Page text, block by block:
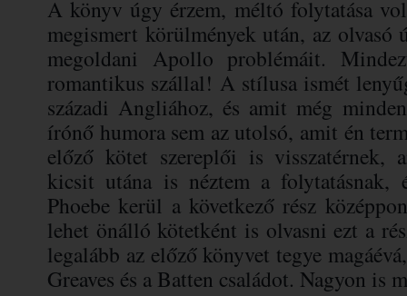
A könyv úgy érzem, méltó folytatása
megismert körülmények után, az olvasó
megoldani Apollo problémáit.
romantikus szállal! A stílusa ismét
századi Angliához, és amit még
írónő humora sem az utolsó, amit én
előző kötet szereplői is visszatérnek,
kicsit utána is néztem a folytatásnak,
Phoebe kerül a következő rész
lehet önálló kötetként is olvasni ezt a
legalább az előző könyvet tegye
Greaves és a Batten családot. Nagyon is